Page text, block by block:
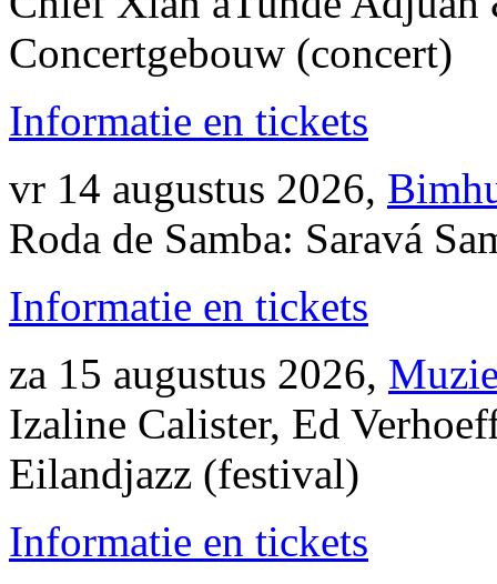
Concertgebouw (concert)
Informatie en tickets
vr 14 augustus 2026,
Roda de Samba: Saravá
Informatie en tickets
za 15 augustus 2026,
Izaline Calister, Ed
Eilandjazz (festival)
Informatie en tickets